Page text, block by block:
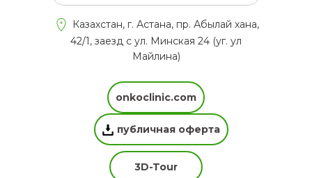
+7 (777) 201 44 44
Казахстан, г. Астана, пр. Абылай хана,
42/1, заезд с ул. Минская 24 (уг. ул
Майлина)
onkoclinic.com
публичная оферта
3D-Tour